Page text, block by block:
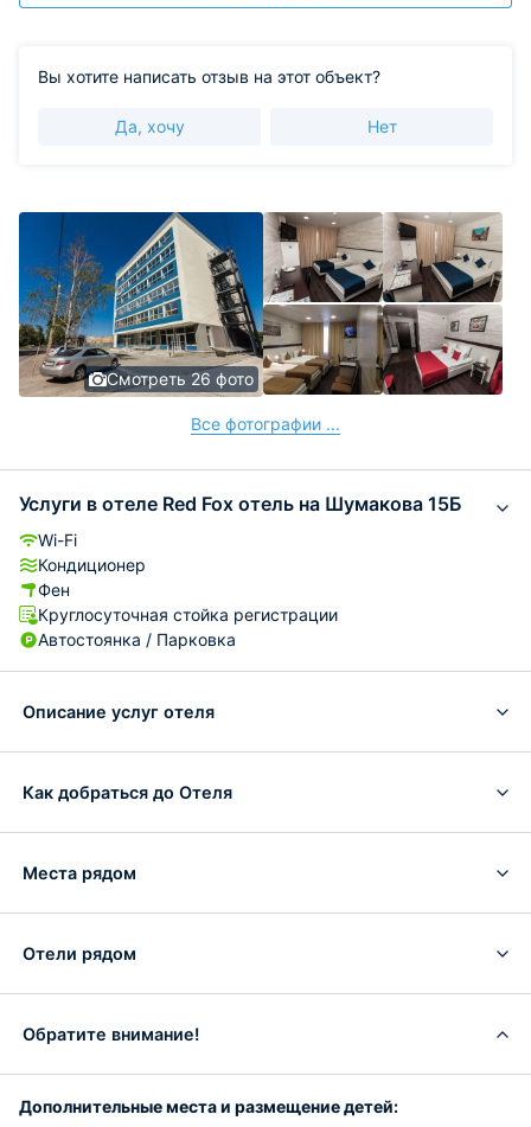
Вы хотите написать отзыв на этот объект?
Да, хочу Нет
Смотреть 26 фото
Все фотографии ...
Услуги в отеле Red Fox отель на Шумакова 15Б
Wi-Fi
Кондиционер
Фен
Круглосуточная стойка регистрации
Автостоянка / Парковка
Описание услуг отеля
Как добраться до Отеля
Места рядом
Отели рядом
Обратите внимание!
Дополнительные места и размещение детей: